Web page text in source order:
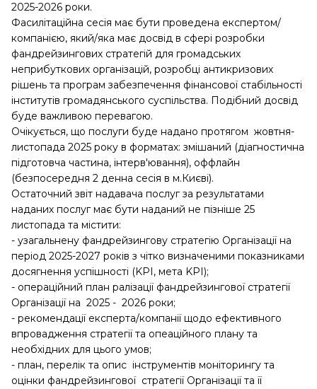
2025-2026 роки.
Фасилітаційна сесія має бути проведена експертом/
компанією, який/яка має досвід в сфері розробки
фандрейзингових стратегій для громадських
неприбуткових організацій, розробці антикризових
рішень та програм забезпечення фінансової стабільності
інститутів громадянського суспільства. Подібний досвід
буде важливою перевагою.
Очікується, що послуги буде надано протягом жовтня-
листопада 2025 року в форматах: змішаний (діагностична
підготовча частина, інтерв'ювання), оффлайн
(безпосередня 2 денна сесія в м.Києві).
Остаточний звіт надавача послуг за результатами
наданих послуг має бути наданий не пізніше 25
листопада та містити:
- узагальнену фандрейзингову стратегію Організації на
період 2025-2027 років з чітко визначеними показниками
досягнення успішності (KPI, мета KPI);
- операційний план ралізації фандрейзингової стратегії
Організації на 2025 - 2026 роки;
- рекомендації експерта/компанії щодо ефективного
впровадження стратегії та опеаційного плану та
необхідних для цього умов;
- план, перелік та опис інструментів моніторингу та
оцінки фандрейзингової стратегії Організації та її